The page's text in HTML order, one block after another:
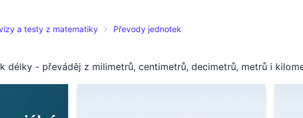
a testy z matematiky Převody jednotek
délky - převáděj z milimetrů, centimetrů, decimetrů, metrů i